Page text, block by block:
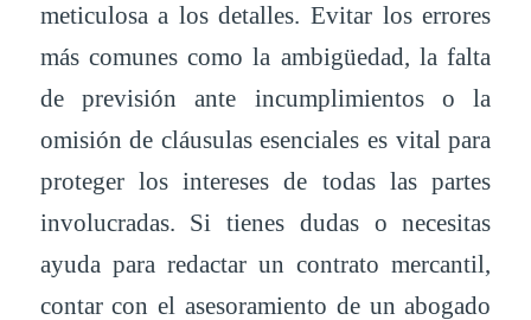
meticulosa a los detalles. Evitar los errores
más comunes como la ambigüedad, la falta
de previsión ante incumplimientos o la
omisión de cláusulas esenciales es vital para
proteger los intereses de todas las partes
involucradas. Si tienes dudas o necesitas
ayuda para redactar un contrato mercantil,
contar con el asesoramiento de un abogado